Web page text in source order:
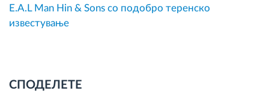
E.A.L Man Hin & Sons со подобро теренско
известување
СПОДЕЛЕТЕ